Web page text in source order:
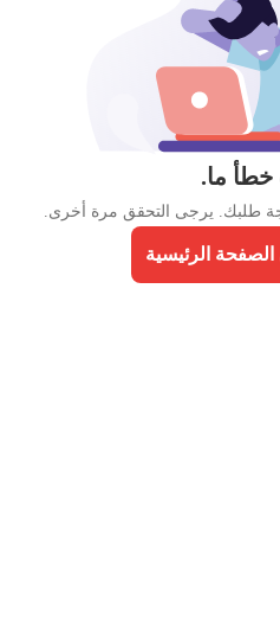
ما.
طلبك. يرجى التحقق مرة أخرى.
الصفحة الرئيسية